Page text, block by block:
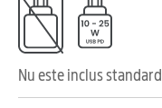
Nu este inclus standard